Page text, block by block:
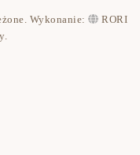
Wykonanie:
RORI
.